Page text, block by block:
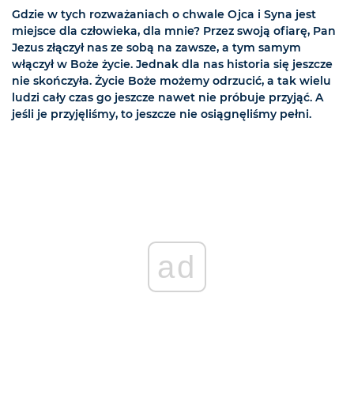
Gdzie w tych rozważaniach o chwale Ojca i Syna jest
miejsce dla człowieka, dla mnie? Przez swoją ofiarę, Pan
Jezus złączył nas ze sobą na zawsze, a tym samym
włączył w Boże życie. Jednak dla nas historia się jeszcze
nie skończyła. Życie Boże możemy odrzucić, a tak wielu
ludzi cały czas go jeszcze nawet nie próbuje przyjąć. A
jeśli je przyjęliśmy, to jeszcze nie osiągnęliśmy pełni.
ad